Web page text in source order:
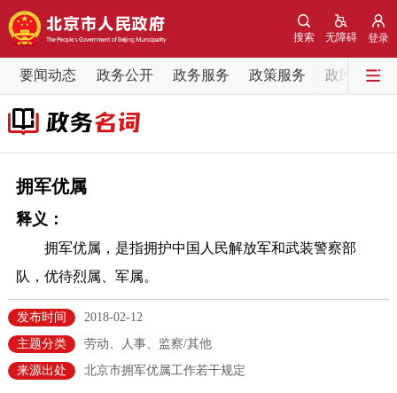
登录
无障碍
搜索
要闻动态 政务公开 政务服务 政策服务 政民互动
要闻动态
党中央精神
各区热点
政务公开
市领导
政策兑现 政策解读
拥军优属
释义：
拥军优属，是指拥护中国人民解放军和武装警察部
队，优待烈属、军属。
发布时间
2018-02-12
主题分类
劳动、人事、监察/其他
来源出处
北京市拥军优属工作若干规定